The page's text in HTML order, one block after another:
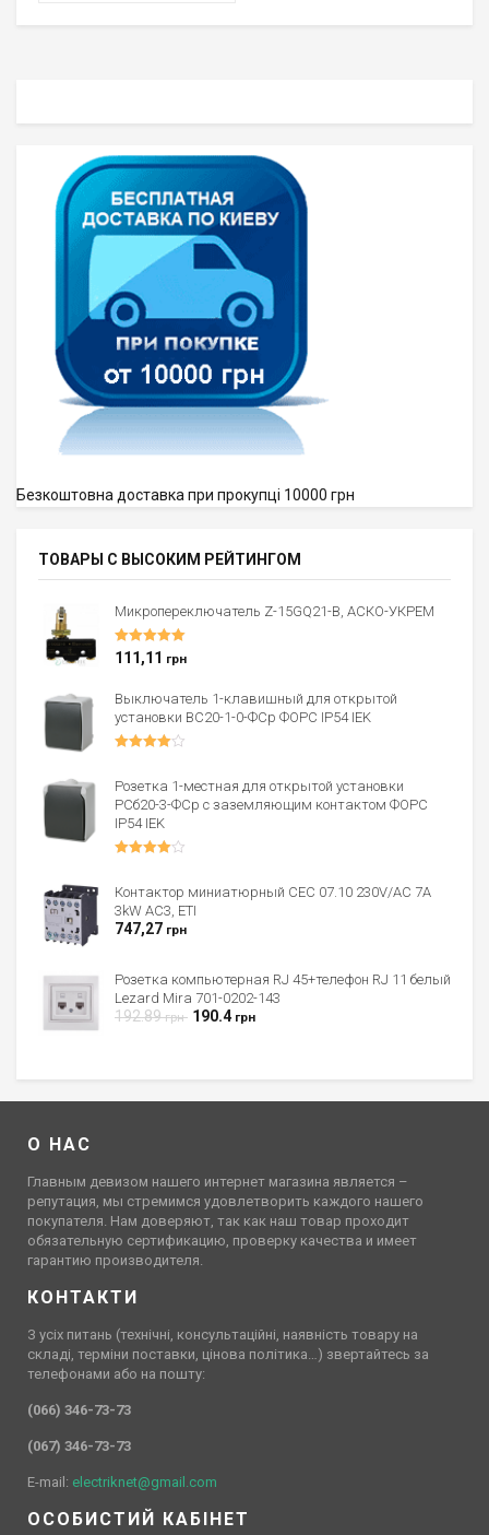
Безкоштовна доставка при прокупці 10000 грн
ТОВАРЫ С ВЫСОКИМ РЕЙТИНГОМ
Микропереключатель Z-15GQ21-B, АСКО-УКРЕМ
Оценка5.00
111,11 грн
Выключатель 1-клавишный для открытой
установки ВС20-1-0-ФСр ФОРС IP54 IEK
Розетка 1-местная для открытой установки
РСб20-3-ФСр с заземляющим контактом ФОРС
IP54 IEK
Контактор миниатюрный CEC 07.10 230V/AC 7A
3kW AC3, ETI
747,27 грн
Розетка компьютерная RJ 45+телефон RJ 11 белый
Lezard Mira 701-0202-143
192.89грн 190.4 грн
О НАС
Главным девизом нашего интернет магазина является –
репутация, мы стремимся удовлетворить каждого нашего
покупателя. Нам доверяют, так как наш товар проходит
обязательную сертификацию, проверку качества и имеет
гарантию производителя.
КОНТАКТИ
З усіх питань (технічні, консультаційні, наявність товару на
складі, терміни поставки, цінова політика…) звертайтесь за
телефонами або на пошту:
(066) 346-73-73
(067) 346-73-73
E-mail: electriknet@gmail.com
ОСОБИСТИЙ КАБІНЕТ